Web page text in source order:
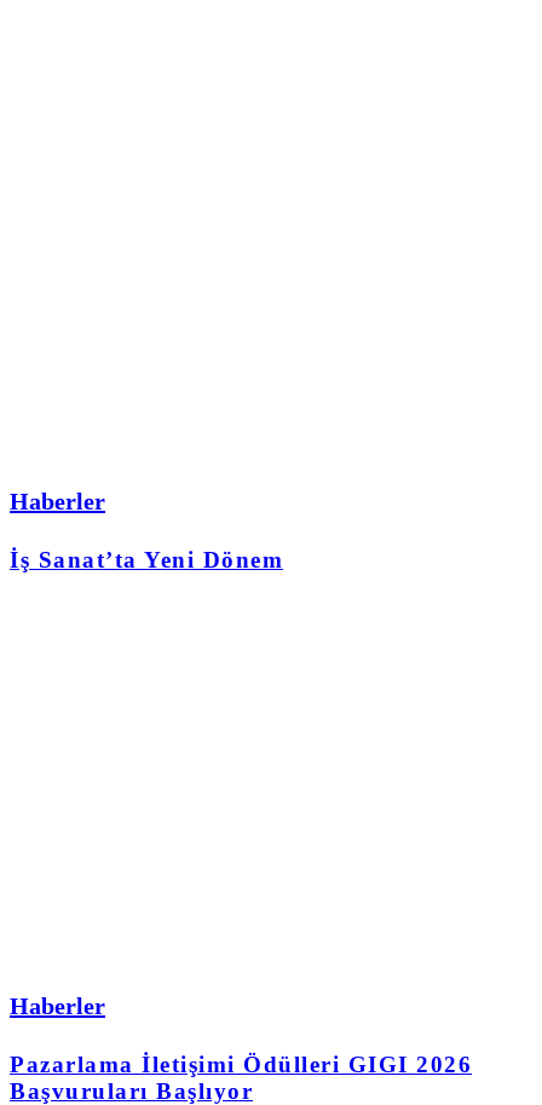
Haberler
İş Sanat’ta Yeni Dönem
Haberler
Pazarlama İletişimi Ödülleri GIGI 2026
Başvuruları Başlıyor